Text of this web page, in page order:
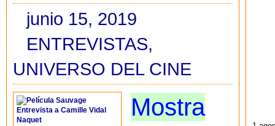
junio 15, 2019
ENTREVISTAS,
UNIVERSO DEL CINE
Mostra